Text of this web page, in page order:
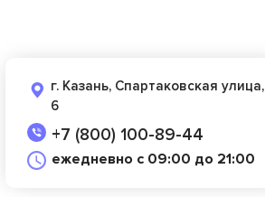
г. Казань, Спартаковская улица,
6
+7 (800) 100-89-44
ежедневно с 09:00 до 21:00